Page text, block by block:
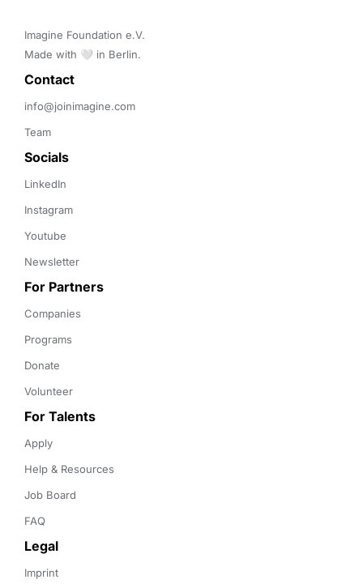
Imagine Foundation e.V.
Made with 🤍 in Berlin.
Contact
info@joinimagine.com
Team
Socials
LinkedIn
Instagram
Youtube
Newsletter
For Partners
Companies
Programs
Donate
Volunteer
For Talents
Apply
Help & Resources
Job Board
FAQ
Legal
Imprint